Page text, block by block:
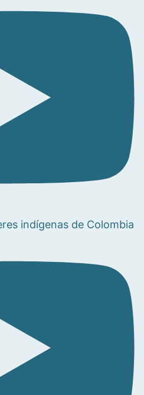
indígenas de Colombia